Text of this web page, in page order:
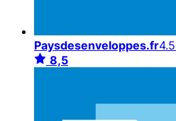
Paysdesenveloppes.fr
8,5